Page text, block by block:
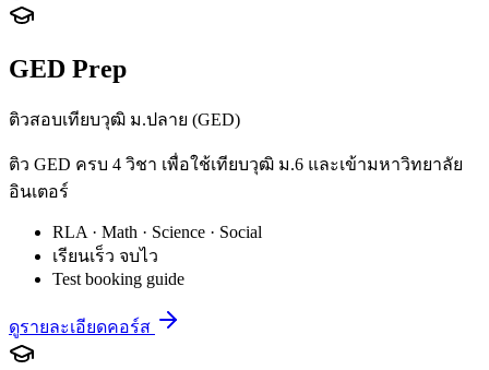
GED Prep
ติวสอบเทียบวุฒิ ม.ปลาย (GED)
ติว GED ครบ 4 วิชา เพื่อใช้เทียบวุฒิ ม.6 และเข้ามหาวิทยาลัย
อินเตอร์
RLA · Math · Science · Social
เรียนเร็ว จบไว
Test booking guide
ดูรายละเอียดคอร์ส